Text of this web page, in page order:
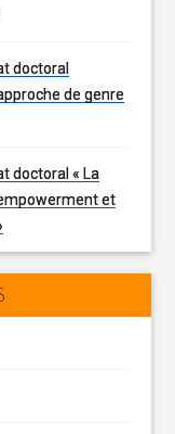
doctoral
de genre
doctoral « La
et